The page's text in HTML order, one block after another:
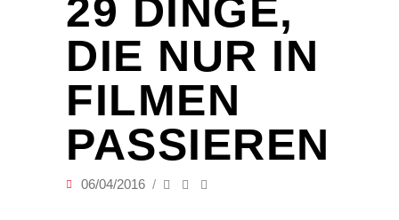
29 DINGE,
DIE NUR IN
FILMEN
PASSIEREN
06/04/2016